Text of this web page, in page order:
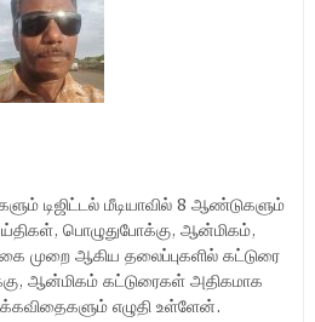
டிஜிட்டல் மீடியாவில் 8 ஆண்டுகளும்
பொழுதுபோக்கு, ஆன்மிகம்,
முறை ஆகிய தலைப்புகளில் கட்டுரை
ஆன்மிகம் கட்டுரைகள் அதிகமாக
எழுதி உள்ளேன்.